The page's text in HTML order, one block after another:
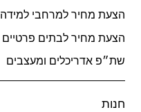
הצעת מחיר למרחבי למידה
הצעת מחיר לבתים פרטיים
שת״פ אדריכלים ומעצבים
חנות